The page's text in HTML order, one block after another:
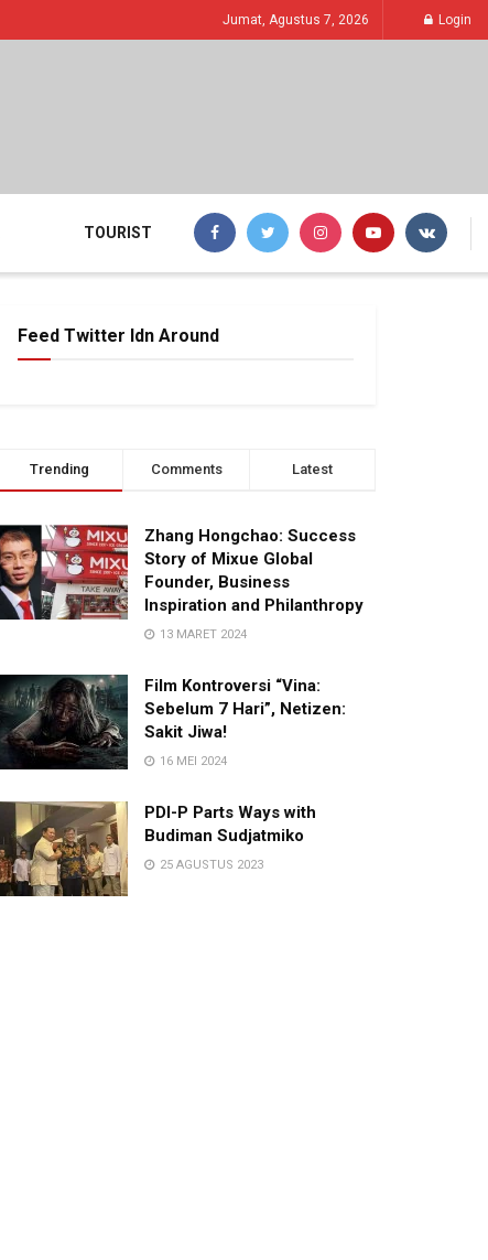
Jumat, Agustus 7, 2026 Login
TOURIST
Feed Twitter Idn Around
Trending Comments Latest
Zhang Hongchao: Success
Story of Mixue Global
Founder, Business
Inspiration and Philanthropy
13 MARET 2024
Film Kontroversi “Vina:
Sebelum 7 Hari”, Netizen:
Sakit Jiwa!
16 MEI 2024
PDI-P Parts Ways with
Budiman Sudjatmiko
25 AGUSTUS 2023